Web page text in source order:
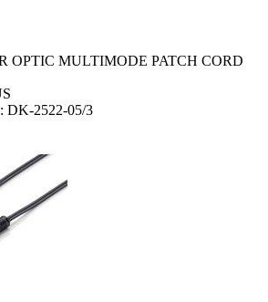
OPTIC MULTIMODE PATCH CORD
: DK-2522-05/3